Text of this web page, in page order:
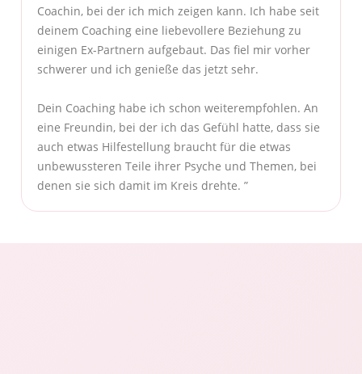
Coachin, bei der ich mich zeigen kann. Ich habe seit
deinem Coaching eine liebevollere Beziehung zu
einigen Ex-Partnern aufgebaut. Das fiel mir vorher
schwerer und ich genieße das jetzt sehr.
Dein Coaching habe ich schon weiterempfohlen. An
eine Freundin, bei der ich das Gefühl hatte, dass sie
auch etwas Hilfestellung braucht für die etwas
unbewussteren Teile ihrer Psyche und Themen, bei
denen sie sich damit im Kreis drehte. ”